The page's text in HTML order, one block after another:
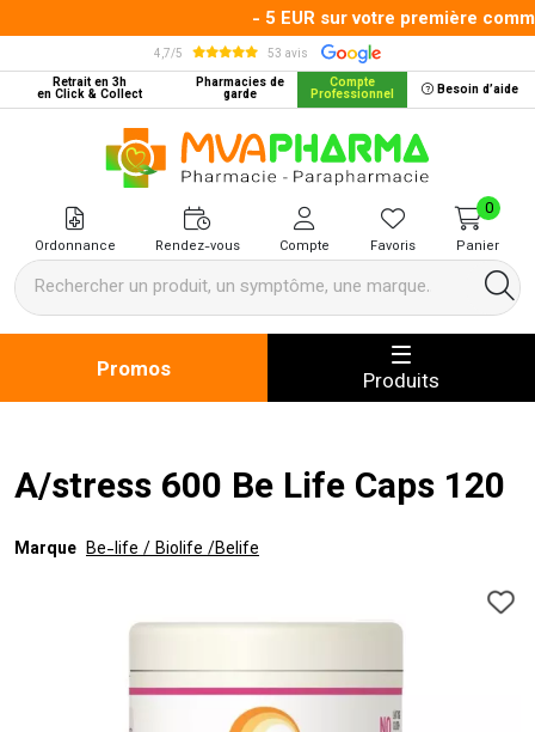
- 5 EUR sur votre première
4,7/5
53 avis
Retrait en 3h
en Click & Collect
Pharmacies de
garde
Compte
Professionnel Besoin d’aide
MVA Pharma Votre pharmacie
Ordonnance Rendez-vous Compte Favoris Panier
0
Promos Produits
A/stress 600 Be Life Caps 120
Marque Be-life / Biolife /Belife